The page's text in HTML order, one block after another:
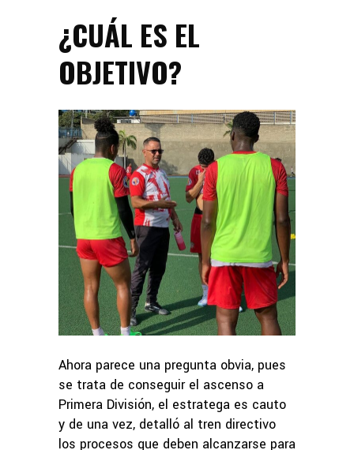
¿CUÁL ES EL
OBJETIVO?
Ahora parece una pregunta obvia, pues
se trata de conseguir el ascenso a
Primera División, el estratega es cauto
y de una vez, detalló al tren directivo
los procesos que deben alcanzarse para